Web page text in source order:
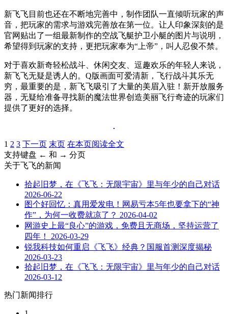
新飞飞目前也还在不断地完善中，制作团队一直倾听玩家的声
音，把玩家的需求与游戏完善放在第一位。让人印象深刻的是
官网贴出了一组最新制作的空战飞艇护卫小艇的图片与说明，
希望得到玩家的支持，更把玩家奉为“上帝”，叫人忍俊不禁。
对于喜欢新奇轻松战斗、休闲交友、逗趣欢乐的年轻人来说，
新飞飞无疑是诱人的。Q版画面可爱清新，飞行战斗其乐无
穷，最重要的是，新飞飞吸引了大量的美眉入驻！新开放服务
器，无疑给准备寻找新的魔法世界创造美丽飞行奇迹的玩家们
提供了更好的选择。
1 2 3 下一页 末页 在本页阅读全文
支持键盘 ← 和 → 分页
关于飞飞的新闻
拾起旧梦，在《飞飞：无限宇宙》里与年少的自己对话
2026-06-22
图个好回忆：真用爱发电！网易亏本5年也要拿下的“神
作”，为何一收费就凉了？ 2026-04-02
网游史上最“良心”的游戏，免费且无商场，坚持运营了
四年！
2026-03-29
锐我科技如何重启《飞飞》经典？国服首测深度揭秘
2026-03-23
拾起旧梦，在《飞飞：无限宇宙》里与年少的自己对话
2026-03-12
热门新闻排行